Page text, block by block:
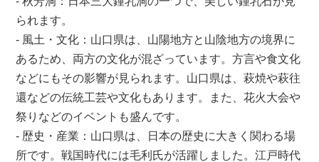
られます。
- 風土・文化：山口県は、山陽地方と山陰地方の境界に
あるため、両方の文化が混ざっています。方言や食文化
などにもその影響が見られます。山口県は、萩焼や萩往
還などの伝統工芸や文化もあります。また、花火大会や
祭りなどのイベントも盛んです。
- 歴史・産業：山口県は、日本の歴史に大きく関わる場
所です。戦国時代には毛利氏が活躍しました。江戸時代